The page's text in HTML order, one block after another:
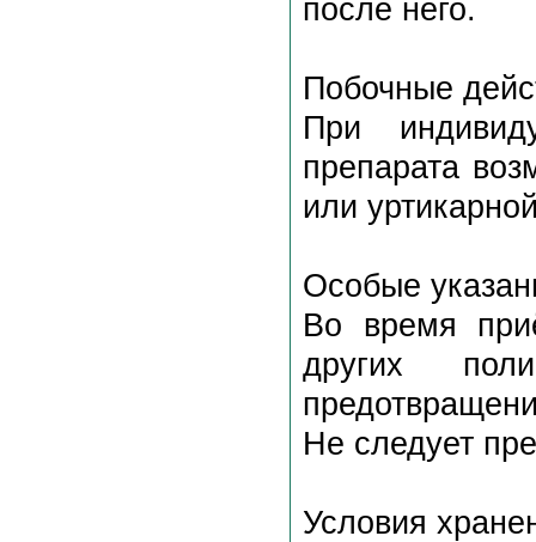
после него.
Побочные
При
препарата
или
Особые
Во время
других
Не следует
Условия